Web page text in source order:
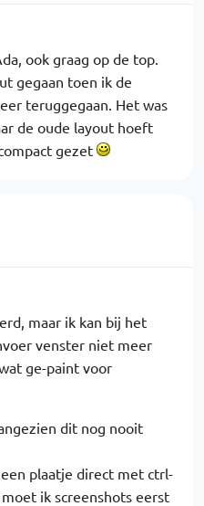
ook graag op de top.
gegaan toen ik de
teruggegaan. Het was
de oude layout hoeft
gezet
maar ik kan bij het
venster niet meer
ge-paint voor
dit nog nooit
plaatje direct met ctrl-
ik screenshots eerst